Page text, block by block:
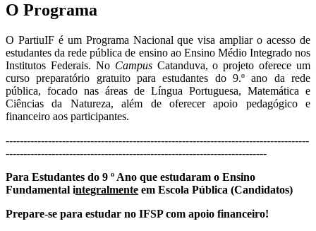
O Programa
O PartiuIF é um Programa Nacional que visa ampliar o acesso de
estudantes da rede pública de ensino ao Ensino Médio Integrado nos
Institutos Federais. No CampusCatanduva, o projeto oferece um
curso preparatório gratuito para estudantes do 9.º ano da rede
pública, focado nas áreas de Língua Portuguesa, Matemática e
Ciências da Natureza, além de oferecer apoio pedagógico e
financeiro aos participantes.
--------------------------------------------------------------------------------------
--------------------------------------------------------------------------
Para Estudantes do 9 º Ano que estudaram o Ensino
Fundamental integralmente em Escola Pública (Candidatos)
Prepare-se para estudar no IFSP com apoio financeiro!